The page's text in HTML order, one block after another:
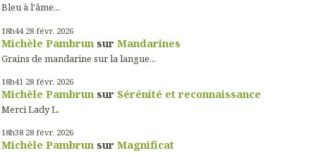
Bleu à l'âme...
18h44 28 févr. 2026
Michèle Pambrun sur Mandarines
Grains de mandarine sur la langue...
18h41 28 févr. 2026
Michèle Pambrun sur Sérénité et reconnaissance
Merci Lady L.
18h38 28 févr. 2026
Michèle Pambrun sur Magnificat